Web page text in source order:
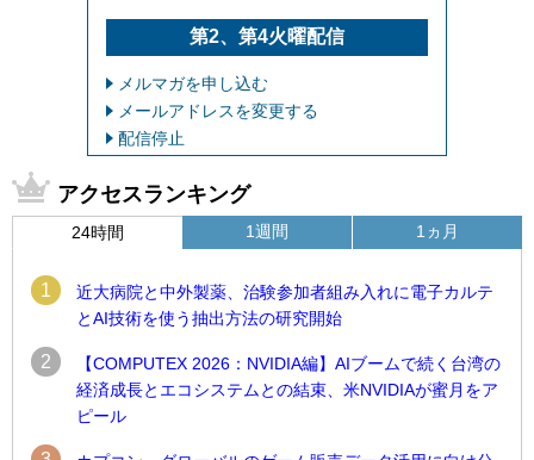
第2、第4火曜配信
メルマガを申し込む
メールアドレスを変更する
配信停止
アクセスランキング
24時間
1
近大病院と中外製薬、治験参加者組み入れに電子カルテ
とAI技術を使う抽出方法の研究開始
2
【COMPUTEX 2026：NVIDIA編】AIブームで続く台湾の
経済成長とエコシステムとの結束、米NVIDIAが蜜月をア
ピール
1週間 1ヵ月